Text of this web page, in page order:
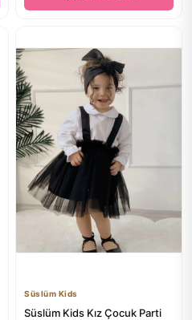
Süslüm Kids
Süslüm Kids Kız Çocuk Parti